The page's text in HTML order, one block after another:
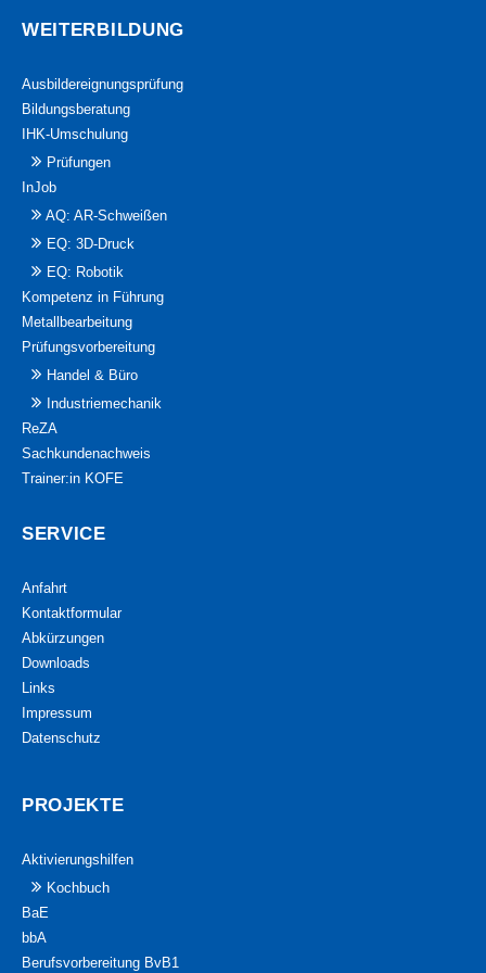
WEITERBILDUNG
Ausbildereignungsprüfung
Bildungsberatung
IHK-Umschulung
Prüfungen
InJob
AQ: AR-Schweißen
EQ: 3D-Druck
EQ: Robotik
Kompetenz in Führung
Metallbearbeitung
Prüfungsvorbereitung
Handel & Büro
Industriemechanik
ReZA
Sachkundenachweis
Trainer:in KOFE
SERVICE
Anfahrt
Kontaktformular
Abkürzungen
Downloads
Links
Impressum
Datenschutz
PROJEKTE
Aktivierungshilfen
Kochbuch
BaE
bbA
Berufsvorbereitung BvB1